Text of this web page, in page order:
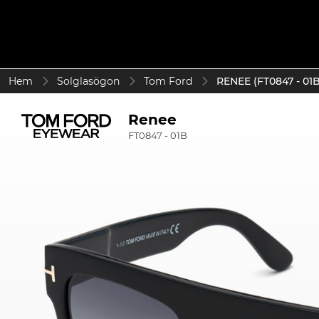
Hem Solglasögon Tom Ford RENEE (FT0847 -
Renee
FT0847 - 01B